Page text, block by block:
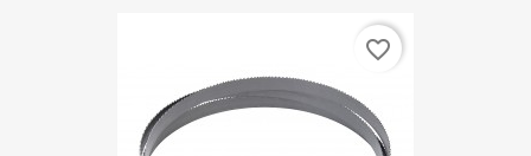
favorite_border